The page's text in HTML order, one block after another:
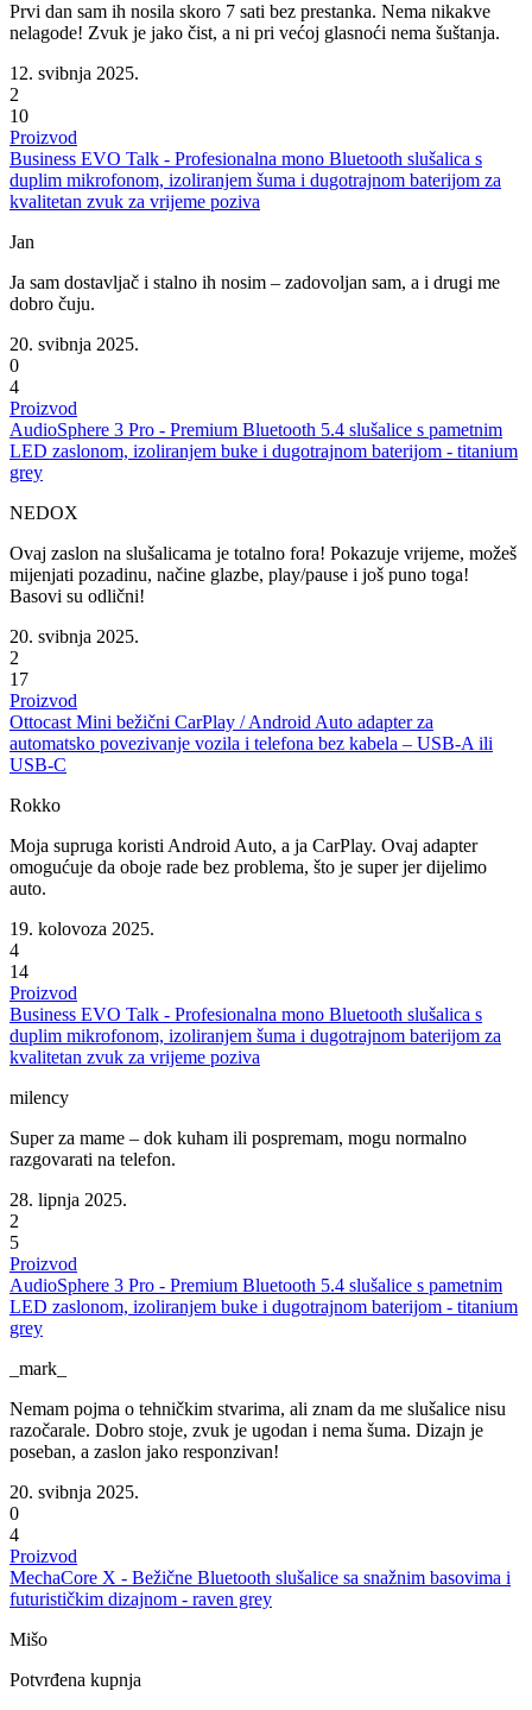
Prvi dan sam ih nosila skoro 7 sati bez prestanka. Nema nikakve
nelagode! Zvuk je jako čist, a ni pri većoj glasnoći nema šuštanja.
12. svibnja 2025.
2
10
Proizvod
Business EVO Talk - Profesionalna mono Bluetooth slušalica s
duplim mikrofonom, izoliranjem šuma i dugotrajnom baterijom za
kvalitetan zvuk za vrijeme poziva
Jan
Ja sam dostavljač i stalno ih nosim – zadovoljan sam, a i drugi me
dobro čuju.
20. svibnja 2025.
0
4
Proizvod
AudioSphere 3 Pro - Premium Bluetooth 5.4 slušalice s pametnim
LED zaslonom, izoliranjem buke i dugotrajnom baterijom - titanium
grey
NEDOX
Ovaj zaslon na slušalicama je totalno fora! Pokazuje vrijeme, možeš
mijenjati pozadinu, načine glazbe, play/pause i još puno toga!
Basovi su odlični!
20. svibnja 2025.
2
17
Proizvod
Ottocast Mini bežični CarPlay / Android Auto adapter za
automatsko povezivanje vozila i telefona bez kabela – USB-A ili
USB-C
Rokko
Moja supruga koristi Android Auto, a ja CarPlay. Ovaj adapter
omogućuje da oboje rade bez problema, što je super jer dijelimo
auto.
19. kolovoza 2025.
4
14
Proizvod
Business EVO Talk - Profesionalna mono Bluetooth slušalica s
duplim mikrofonom, izoliranjem šuma i dugotrajnom baterijom za
kvalitetan zvuk za vrijeme poziva
milency
Super za mame – dok kuham ili pospremam, mogu normalno
razgovarati na telefon.
28. lipnja 2025.
2
5
Proizvod
AudioSphere 3 Pro - Premium Bluetooth 5.4 slušalice s pametnim
LED zaslonom, izoliranjem buke i dugotrajnom baterijom - titanium
grey
_mark_
Nemam pojma o tehničkim stvarima, ali znam da me slušalice nisu
razočarale. Dobro stoje, zvuk je ugodan i nema šuma. Dizajn je
poseban, a zaslon jako responzivan!
20. svibnja 2025.
0
4
Proizvod
MechaCore X - Bežične Bluetooth slušalice sa snažnim basovima i
futurističkim dizajnom - raven grey
Mišo
Potvrđena kupnja